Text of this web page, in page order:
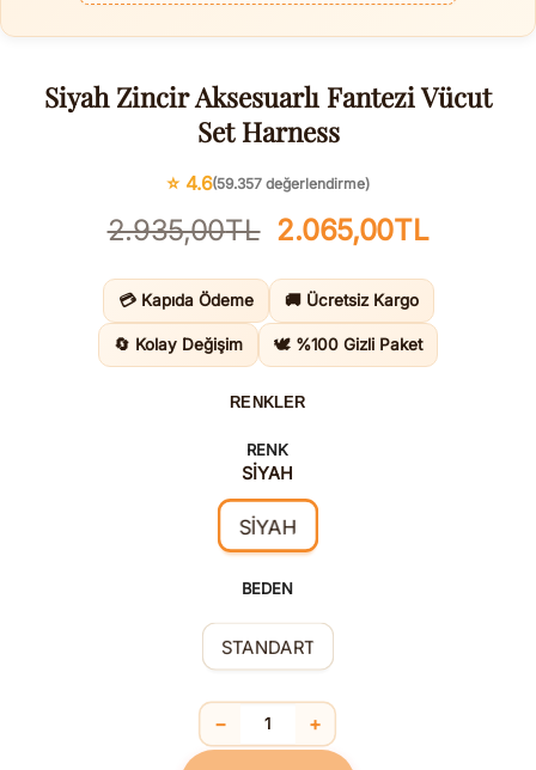
Siyah Zincir Aksesuarlı Fantezi Vücut
Set Harness
⭐ 4.6(59.357 değerlendirme)
2.935,00TL Orijinal
2.935,00TL.
2.065,00TLŞu
💳 Kapıda Ödeme 🚚 Ücretsiz Kargo
🔄 Kolay Değişim 🕊️ %100 Gizli Paket
RENKLER
RENK
SİYAH
SİYAH
BEDEN
STANDART
Siyah Zincir Aksesuarlı Fantezi
− +